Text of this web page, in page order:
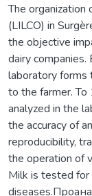
The organization
(LILCO) in
the objective
dairy
laboratory forms
to the farmer. To
analyzed in the
the accuracy of
reproducibility,
the operation of
Milk is tested for